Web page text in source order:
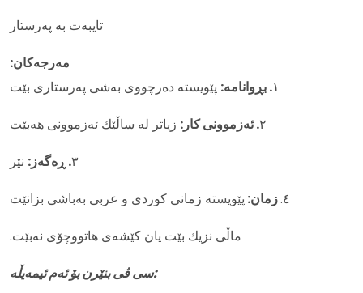
تایبەت بە پەرستار
١. بڕوانامە: پێویستە دەرچووی بەشی پەرستاری بێت
٢. ئەزموونی کار: زیاتر لە ساڵێك ئەزموونی هەبێت
٣. ڕەگەز: نێر
٤. زمان:پێویستە زمانی کوردی و عربی بەباشی بزانێت
.ماڵی نزیك بێت یان کێشەی هاتووچۆی نەبێت
سی ڤی بنێرن بۆ ئەم ئیمەیڵە: